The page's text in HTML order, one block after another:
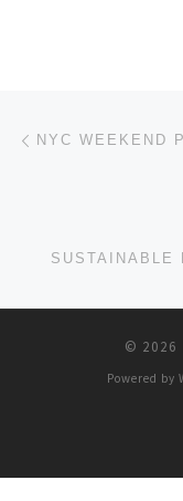
文章导航
NYC WEEKEND
SUSTAINABLE
© 2026
Powered by